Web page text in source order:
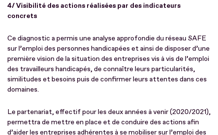
4/ Visibilité des actions réalisées par des indicateurs
concrets
Ce diagnostic a permis une analyse approfondie du réseau SAFE
sur l’emploi des personnes handicapées et ainsi de disposer d’une
première vision de la situation des entreprises vis à vis de l’emploi
des travailleurs handicapés, de connaître leurs particularités,
similitudes et besoins puis de confirmer leurs attentes dans ces
domaines.
Le partenariat, effectif pour les deux années à venir (2020/2021),
permettra de mettre en place et de conduire des actions afin
d’aider les entreprises adhérentes à se mobiliser sur l’emploi des